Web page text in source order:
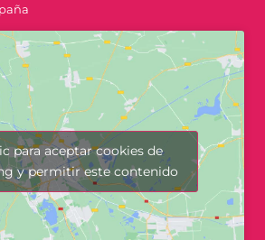
para aceptar cookies de
y permitir este contenido